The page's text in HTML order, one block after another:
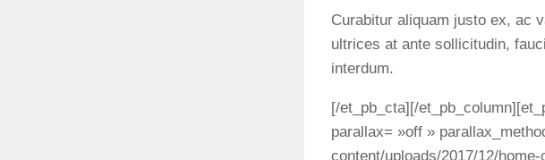
Curabitur aliquam justo ex, ac
ultrices at ante sollicitudin,
interdum.
[/et_pb_cta][/
parallax= »off »
content/uploads/2017/12/